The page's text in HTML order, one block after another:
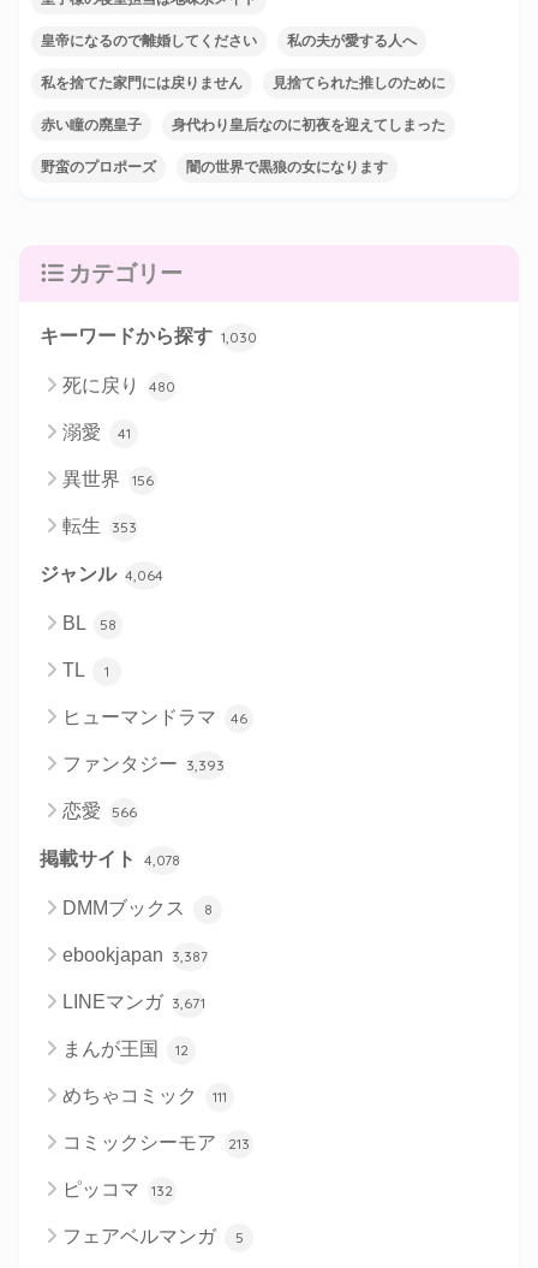
皇帝になるので離婚してください 私の夫が愛する人へ
私を捨てた家門には戻りません 見捨てられた推しのために
赤い瞳の廃皇子 身代わり皇后なのに初夜を迎えてしまった
野蛮のプロポーズ 闇の世界で黒狼の女になります
カテゴリー
キーワードから探す 1,030
死に戻り 480
溺愛 41
異世界 156
転生 353
ジャンル 4,064
BL 58
TL 1
ヒューマンドラマ 46
ファンタジー 3,393
恋愛 566
掲載サイト 4,078
DMMブックス 8
ebookjapan 3,387
LINEマンガ 3,671
まんが王国 12
めちゃコミック 111
コミックシーモア 213
ピッコマ 132
フェアベルマンガ 5